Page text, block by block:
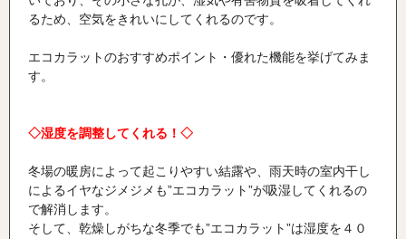
るため、空気をきれいにしてくれるのです。
エコカラットのおすすめポイント・優れた機能を挙げてみま
す。
◇湿度を調整してくれる！◇
冬場の暖房によって起こりやすい結露や、雨天時の室内干し
によるイヤなジメジメも”エコカラット”が吸湿してくれるの
で解消します。
そして、乾燥しがちな冬季でも”エコカラット”は湿度を４０